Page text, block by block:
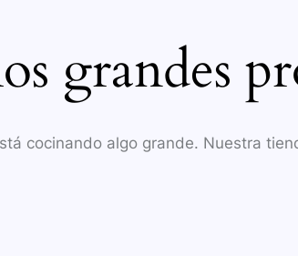
grandes
cocinando algo grande. Nuestra